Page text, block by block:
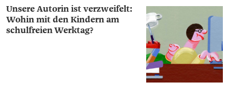
Unsere Autorin ist verzweifelt:
Wohin mit den Kindern am
schulfreien Werktag?